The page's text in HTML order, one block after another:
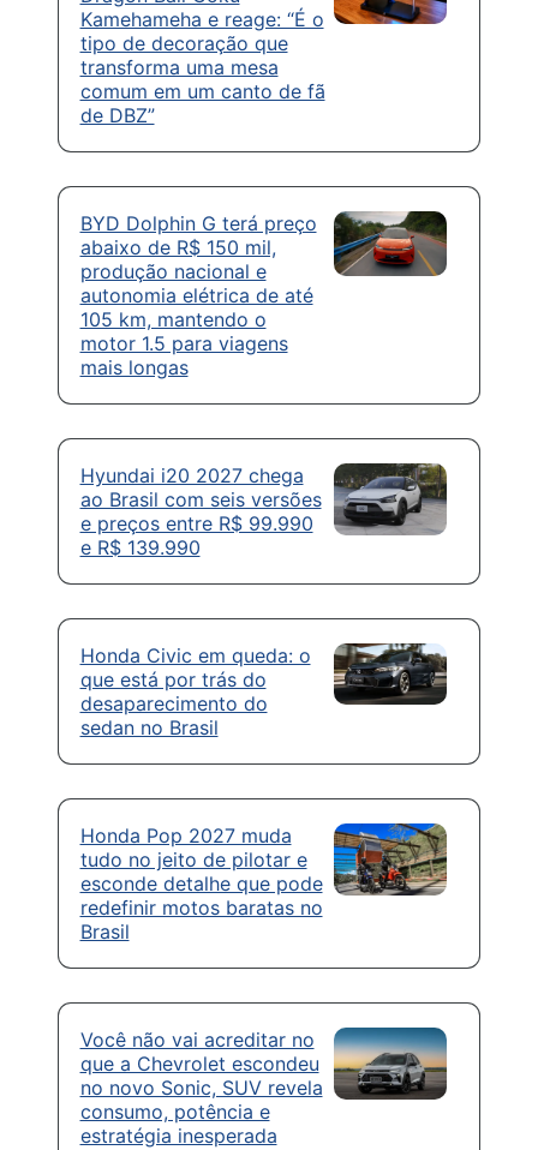
Kamehameha e reage: “É o
tipo de decoração que
transforma uma mesa
comum em um canto de fã
de DBZ”
BYD Dolphin G terá preço
abaixo de R$ 150 mil,
produção nacional e
autonomia elétrica de até
105 km, mantendo o
motor 1.5 para viagens
mais longas
Hyundai i20 2027 chega
ao Brasil com seis versões
e preços entre R$ 99.990
e R$ 139.990
Honda Civic em queda: o
que está por trás do
desaparecimento do
sedan no Brasil
Honda Pop 2027 muda
tudo no jeito de pilotar e
esconde detalhe que pode
redefinir motos baratas no
Brasil
Você não vai acreditar no
que a Chevrolet escondeu
no novo Sonic, SUV revela
consumo, potência e
estratégia inesperada